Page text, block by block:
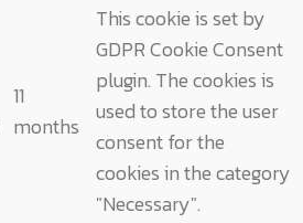
11
months
This cookie is set by
GDPR Cookie Consent
plugin. The cookies is
used to store the user
consent for the
cookies in the category
"Necessary".